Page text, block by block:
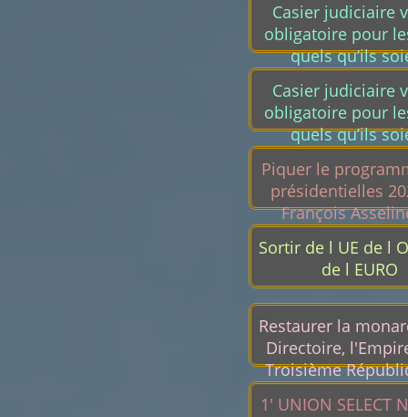
Casier judiciaire
obligatoire pour
quels qu’ils
Casier judiciaire
obligatoire pour
quels qu’ils
Piquer le
présidentielles
François
Sortir de l UE de l
de l EURO
Restaurer la
Directoire,
Troisième
possible en même
1' UNION SELECT